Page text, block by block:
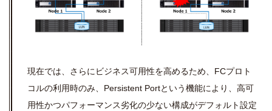
現在では、さらにビジネス可用性を高めるため、FCプロト
コルの利用時のみ、Persistent Portという機能により、高可
用性かつパフォーマンス劣化の少ない構成がデフォルト設定